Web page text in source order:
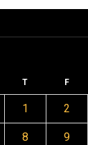
T F
1 2
8 9